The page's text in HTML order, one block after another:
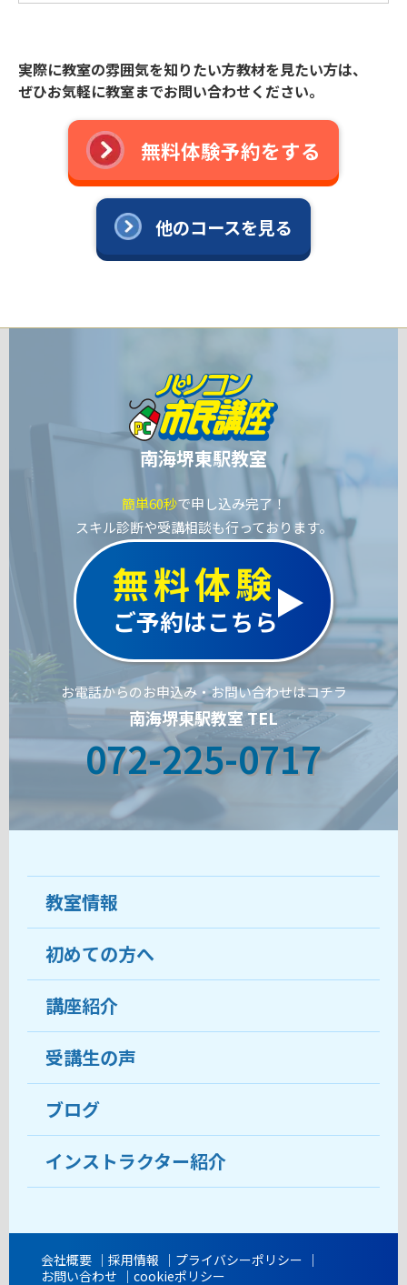
実際に教室の雰囲気を知りたい方教材を見たい方は、
ぜひお気軽に教室までお問い合わせください。
無料体験予約をする
他のコースを見る
南海堺東駅教室
簡単60秒で申し込み完了！
スキル診断や受講相談も行っております。
無料体験
ご予約はこちら
お電話からのお申込み・お問い合わせはコチラ
南海堺東駅教室 TEL
072-225-0717
教室情報
教室について
受講生の声
おすすめ・人気の講座
目的から講座を探す
教室ブログ
初めての方へ
ココがおすすめ
料金
受講までの流れ
よくあるご質問
講座紹介
受講生の声
ブログ
インストラクター紹介
会社概要 採用情報
プライバシーポリシー
お問い合わせ
cookieポリシー